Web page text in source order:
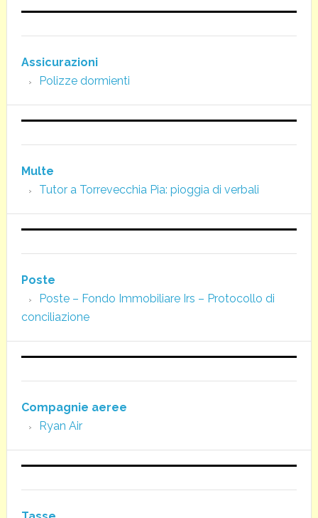
Assicurazioni
Polizze dormienti
Multe
Tutor a Torrevecchia Pia: pioggia di verbali
Poste
Poste – Fondo Immobiliare Irs – Protocollo di
conciliazione
Compagnie aeree
Ryan Air